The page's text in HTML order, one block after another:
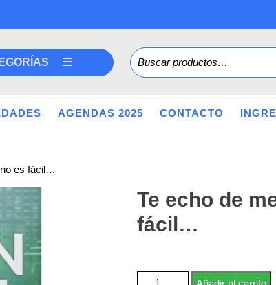
Buscar por:
AGENDAS 2025 CONTACTO
es fácil…
Te echo de
fácil…
Te echo de menos: Olvidar no